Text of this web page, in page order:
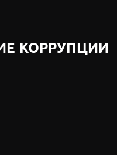
КОРРУПЦИИ